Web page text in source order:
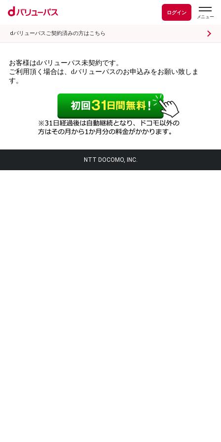
ログイン
dバリューパスご契約済みの方はこちら
お客様はdバリューパス未契約です。
ご利用頂く場合は、dバリューパスのお申込みをお願い致しま
す。
NTT DOCOMO, INC.